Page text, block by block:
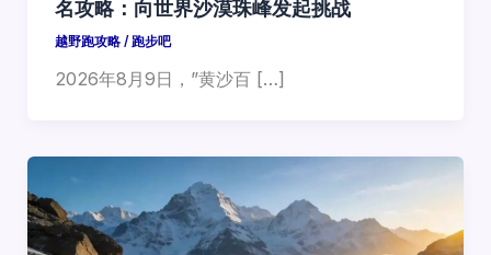
名攻略：向世界沙漠珠峰发起挑战
越野跑攻略/ 跑步吧
2026年8月9日，”黄沙百 […]